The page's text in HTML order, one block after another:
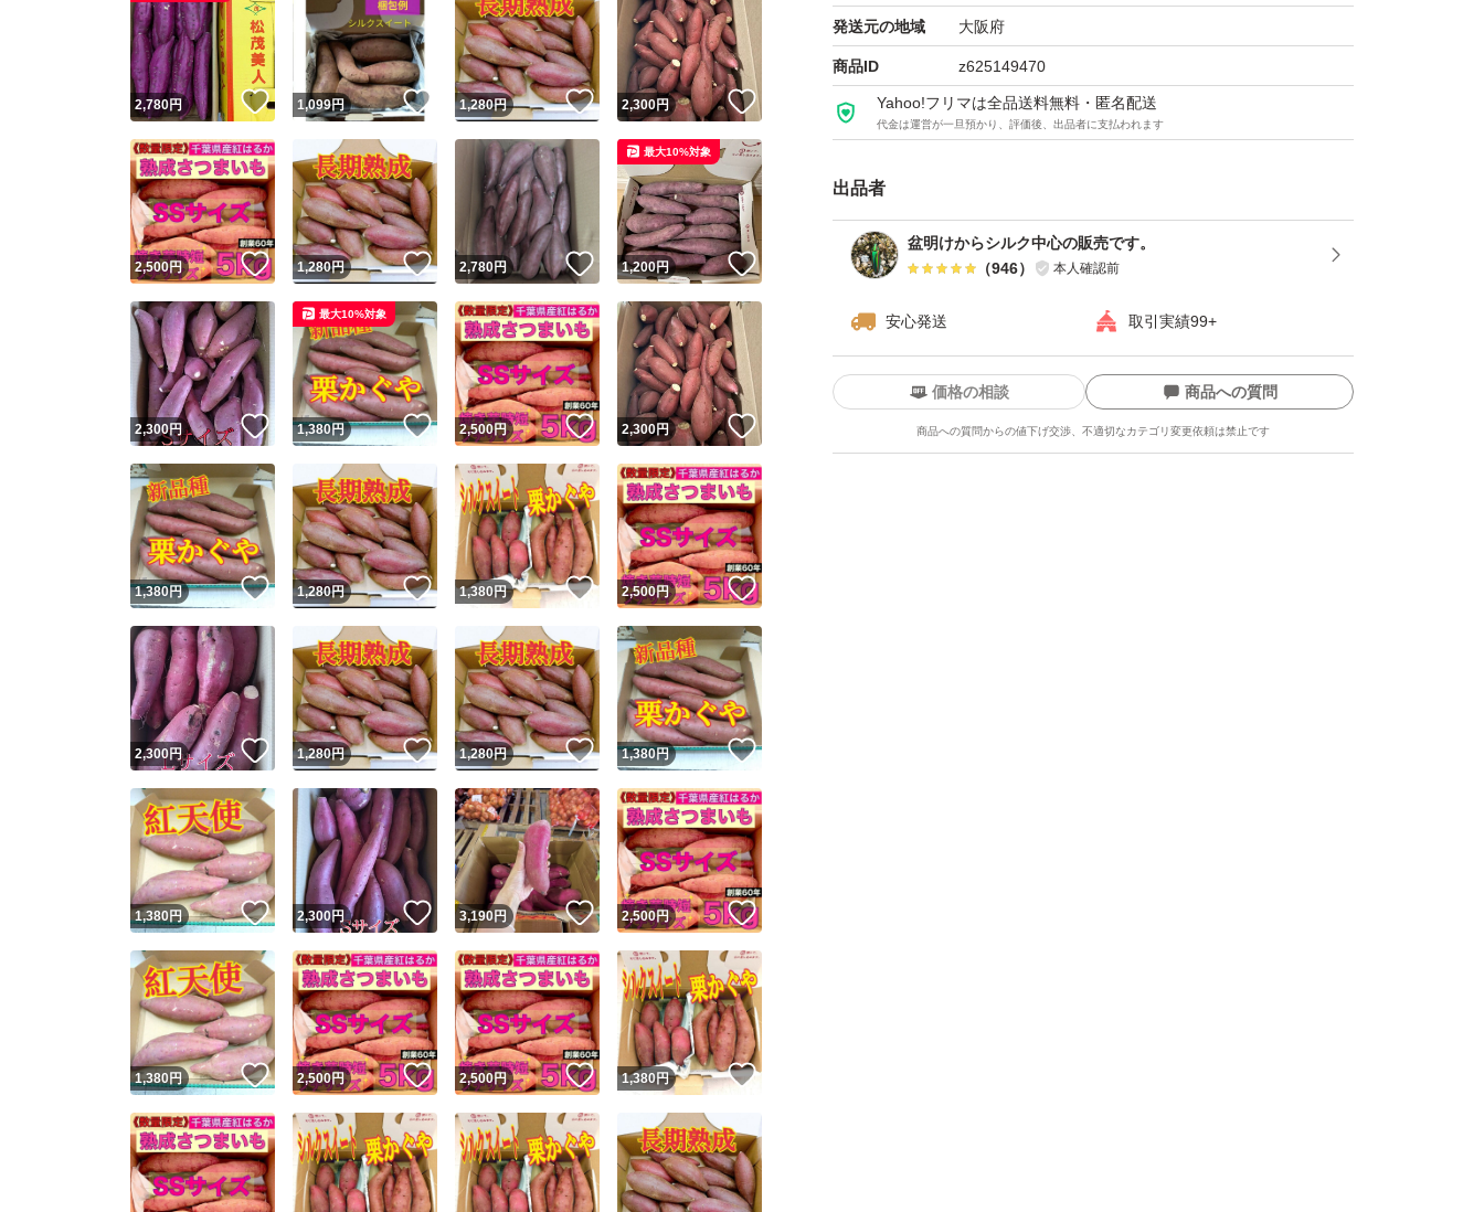
発送元の地域 大阪府
商品ID z625149470
Yahoo!フリマは全品送料無料・匿名配送
代金は運営が一旦預かり、評価後、出品者に支払われます
出品者
盆明けからシルク中心の販売です。
（946） 本人確認前
安心発送 取引実績99+
ユーザーの実績について
Yahoo!フリマが定めた一定の基準を満たしたユーザーにバッジを付与しています
安心取引出品者
安心取引出品者 Yahoo!フリマの基準をクリアした安心・安全なユーザーです
取引実績
取引実績◯+ このユーザーはYahoo!フリマの取引を完了させた実績があります
価格の相談 商品への質問
商品への質問からの値下げ交渉、不適切なカテゴリ変更依頼は禁止です
この商品の情報をコピーします
商品画像の 無断転載は禁止されています
コピーは1商品につき1回です
2,780円 いいね！
1,099円 いいね！
1,280円 いいね！
2,300円 いいね！
2,500円 いいね！
1,280円 いいね！
2,780円 いいね！
1,200円 いいね！
最大10%対象
2,300円 いいね！
1,380円 いいね！
最大10%対象
2,500円 いいね！
2,300円 いいね！
1,380円 いいね！
1,280円 いいね！
1,380円 いいね！
2,500円 いいね！
2,300円 いいね！
1,280円 いいね！
1,280円 いいね！
1,380円 いいね！
1,380円 いいね！
2,300円 いいね！
3,190円 いいね！
2,500円 いいね！
1,380円 いいね！
2,500円 いいね！
2,500円 いいね！
1,380円 いいね！